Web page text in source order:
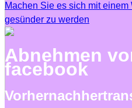
Machen Sie es sich mit
gesünder zu werden
Abnehmen
facebook